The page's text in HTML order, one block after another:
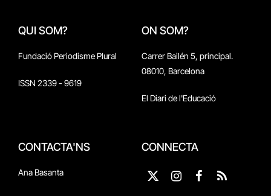
QUI SOM?
Fundació Periodisme Plural
ISSN 2339 - 9619
ON SOM?
Carrer Bailén 5, principal.
08010, Barcelona
El Diari de l'Educació
CONTACTA'NS
Ana Basanta
CONNECTA
X
Instagram
Facebook
RSS